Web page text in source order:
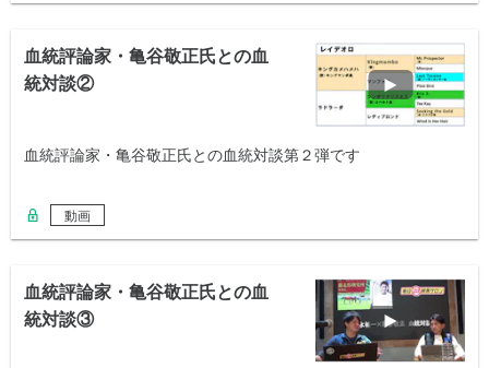
血統評論家・亀谷敬正氏との血
統対談②
血統評論家・亀谷敬正氏との血統対談第２弾です
動画
血統評論家・亀谷敬正氏との血
統対談③